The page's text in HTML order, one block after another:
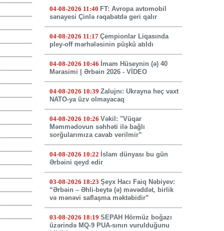
04-08-2026 11:40 FT: Avropa avtomobil
sənayesi Çinlə rəqabətdə geri qalır
04-08-2026 11:17 Çempionlar Liqasında
pley-off mərhələsinin püşkü atıldı
04-08-2026 10:46 İmam Hüseynin (ə) 40
Mərasimi | Ərbəin 2026 - VİDEO
04-08-2026 10:39 Zalujnı: Ukrayna heç vaxt
NATO-ya üzv olmayacaq
04-08-2026 10:26 Vəkil: "Vüqar
Məmmədovun səhhəti ilə bağlı
sorğularımıza cavab verilmir”
04-08-2026 10:22 İslam dünyası bu gün
Ərbəini qeyd edir
03-08-2026 18:23 Şeyx Hacı Faiq Nəbiyev:
“Ərbəin – Əhli-beytə (ə) məvəddət, birlik
və mənəvi saflaşma məktəbidir”
03-08-2026 18:19 SEPAH Hörmüz boğazı
üzərində MQ-9 PUA-sının vurulduğunu